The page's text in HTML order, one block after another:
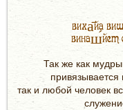
виха̄йа
винаш́йет
Так же как
так и любой человек